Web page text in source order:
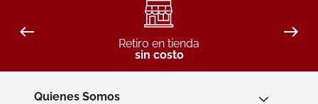
Retiro en tienda
sin costo
Quienes Somos